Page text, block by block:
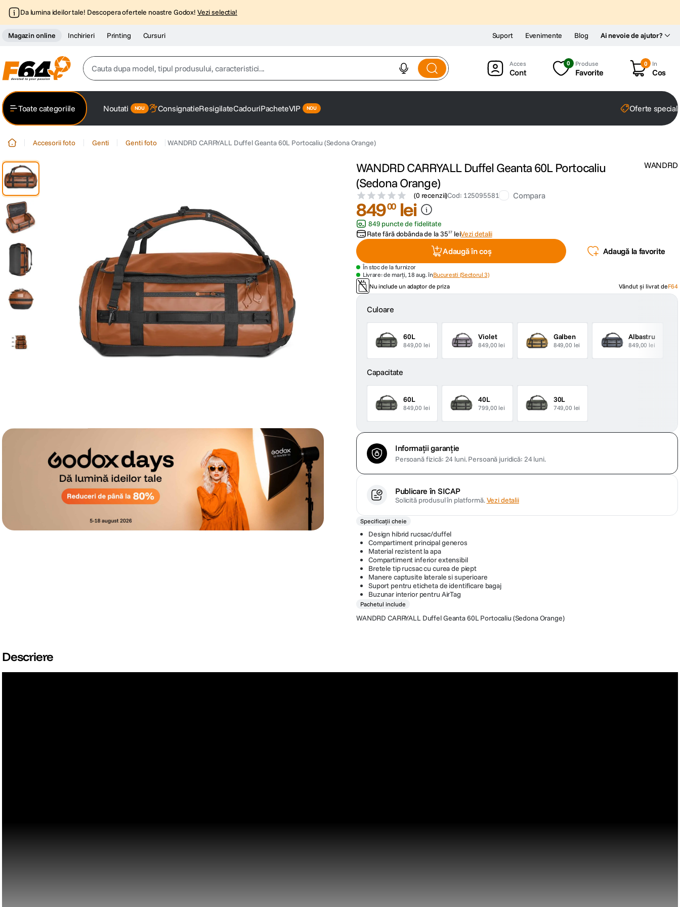
Da lumina ideilor tale! Descopera ofertele noastre Godox! Vezi selectia!
Magazin online Inchirieri Printing Cursuri Ai nevoie de ajutor?
Suport Evenimente Blog
Cauta dupa model, tipul produsului, caracteristici...
2. trepied
canon sx740 hs
lavaliera
7. sony fx
card memorie
. dji mic mini
dji osmo
Cont
0 Produse
Favorite
0 In
Cos
Toate categoriile Noutati ConsignatieResigilateCadouriPacheteVIP Oferte
Accesorii foto Genti Genti foto WANDRD CARRYALL Duffel Geanta 60L Portocaliu (Sedona Orange)
WANDRD CARRYALL Duffel Geanta 60L Portocaliu
(Sedona Orange)
(0 recenzii)Cod: 125095581 Compara
WANDRD
84900 lei
849 puncte de fidelitate
Rate fără dobânda de la3537 leiVezi detalii
Adaugă în coș Adaugă la favorite
În stoc de la furnizor
Livrare: de marți, 18 aug. înBucuresti (Sectorul 3)
Nu include un adaptor de priza
Vândut și livrat deF64
Culoare
60L
849,00 lei
Violet
849,00 lei
Galben
849,00 lei
Albastru
849,00 lei
Capacitate
60L
849,00 lei
40L
799,00 lei
30L
749,00 lei
Informații garanție
Persoană fizică: 24 luni.Persoană juridică: 24 luni.
Publicare în SICAP
Solicită produsul în platformă.Vezi detalii
Specificații cheie
Design hibrid rucsac/duffel
Compartiment principal generos
Material rezistent la apa
Compartiment inferior extensibil
Bretele tip rucsac cu curea de piept
Manere captusite laterale si superioare
Suport pentru eticheta de identificare bagaj
Buzunar interior pentru AirTag
Pachetul include
WANDRD CARRYALL Duffel Geanta 60L Portocaliu (Sedona Orange)
Descriere